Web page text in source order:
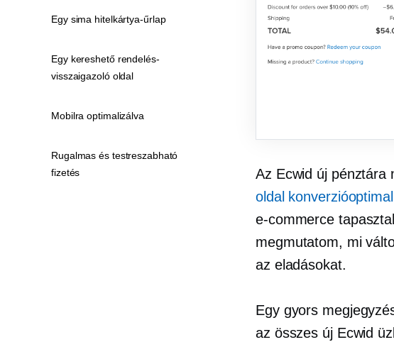
Az Ecwid új pénztára
oldal
e-commerce
megmutatom, mi
az eladásokat.
Egy gyors
az összes új Ecwid
Egy sima hitelkártya-űrlap
Egy kereshető rendelés-
visszaigazoló oldal
Mobilra optimalizálva
Rugalmas és testreszabható
fizetés